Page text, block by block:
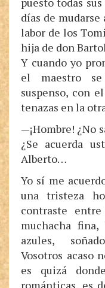
días de
labor de los
hija de don
Y cuando yo
el maestro
suspenso, con
tenazas en la
—¡Hombre! ¿No
¿Se acuerda
Alberto…
Yo sí me
una tristeza
contraste
muchacha
azules,
Vosotros acaso
es quizá
románticas, es